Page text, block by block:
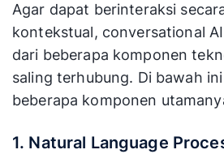
Agar dapat berinteraksi
kontekstual, conversational
dari beberapa komponen
saling terhubung. Di bawah
beberapa komponen
1. Natural Language